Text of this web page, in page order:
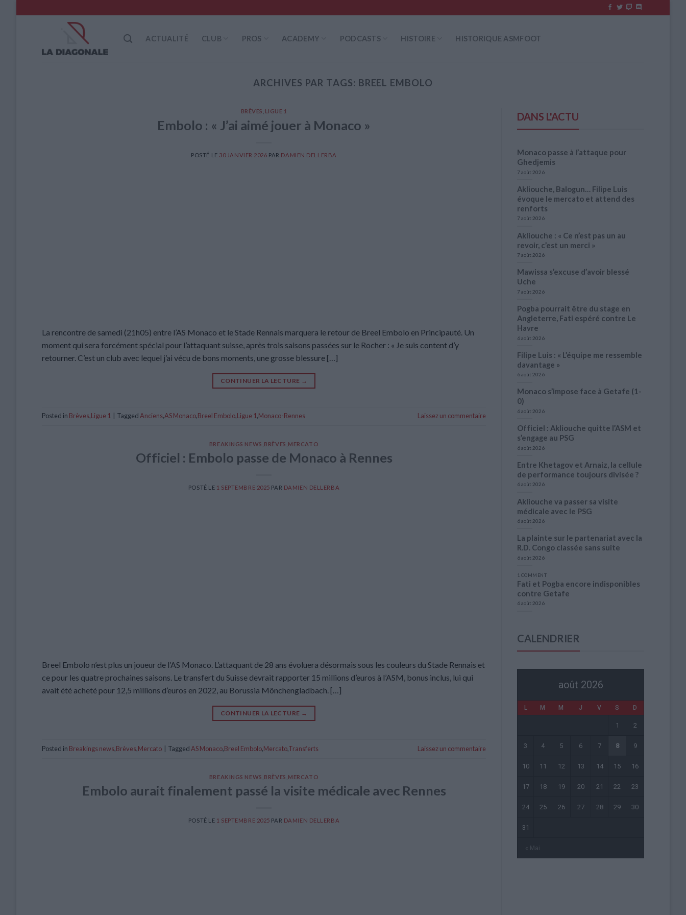
to
ACTUALITÉ CLUB PROS ACADEMY PODCASTS HISTOIRE HISTORIQUE ASMFOOT
ARCHIVES PAR TAGS: BREEL EMBOLO
BRÈVES LIGUE 1
Embolo : « J’ai aimé jouer à Monaco »
POSTÉ LE 30 JANVIER 2026 PAR DAMIEN DELLERBA
La rencontre de samedi (21h05) entre l’AS Monaco et le Stade Rennais marquera le retour de Breel Embolo en Principauté. Un
moment qui sera forcément spécial pour l’attaquant suisse, après trois saisons passées sur le Rocher : « Je suis content d’y
retourner. C’est un club avec lequel j’ai vécu de bons moments, une grosse blessure […]
CONTINUER LA LECTURE →
Posted in Brèves,Ligue 1 TaggedAnciens,AS Monaco,Breel Embolo,Ligue 1,Monaco-Rennes Laissez un commentaire
BREAKINGS NEWS BRÈVES MERCATO
Officiel : Embolo passe de Monaco à Rennes
POSTÉ LE 1 SEPTEMBRE 2025 PAR DAMIEN DELLERBA
Breel Embolo n’est plus un joueur de l’AS Monaco. L’attaquant de 28 ans évoluera désormais sous les couleurs du Stade Rennais et
ce pour les quatre prochaines saisons. Le transfert du Suisse devrait rapporter 15 millions d’euros à l’ASM, bonus inclus, lui qui
avait été acheté pour 12,5 millions d’euros en 2022, au Borussia Mönchengladbach. […]
CONTINUER LA LECTURE →
Posted in Breakings news,Brèves,Mercato TaggedAS Monaco,Breel Embolo,Mercato,Transferts Laissez un commentaire
BREAKINGS NEWS BRÈVES MERCATO
Embolo aurait finalement passé la visite médicale avec Rennes
POSTÉ LE 1 SEPTEMBRE 2025 PAR DAMIEN DELLERBA
DANS L'ACTU
Monaco passe à l’attaque pour
Ghedjemis
7 août 2026
Akliouche, Balogun… Filipe Luis
évoque le mercato et attend des
renforts
7 août 2026
Akliouche : « Ce n’est pas un au
revoir, c’est un merci »
7 août 2026
Mawissa s’excuse d’avoir blessé
Uche
7 août 2026
Pogba pourrait être du stage en
Angleterre, Fati espéré contre Le
Havre
6 août 2026
Filipe Luis : « L’équipe me ressemble
davantage »
6 août 2026
Monaco s’impose face à Getafe (1-
0)
6 août 2026
Officiel : Akliouche quitte l’ASM et
s’engage au PSG
6 août 2026
Entre Khetagov et Arnaiz, la cellule
de performance toujours divisée ?
6 août 2026
Akliouche va passer sa visite
médicale avec le PSG
6 août 2026
La plainte sur le partenariat avec la
R.D. Congo classée sans suite
6 août 2026
1 COMMENT
Fati et Pogba encore indisponibles
contre Getafe
6 août 2026
CALENDRIER
août 2026
L M M J V S D
« Mai
1 2
3 4 5 6 7 8 9
10 11 12 13 14 15 16
17 18 19 20 21 22 23
24 25 26 27 28 29 30
31